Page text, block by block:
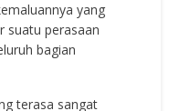
yang
suatu perasaan
bagian
terasa sangat